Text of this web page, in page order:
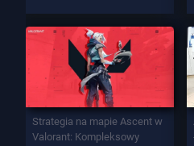
Strategia na mapie Ascent w
Valorant: Kompleksowy